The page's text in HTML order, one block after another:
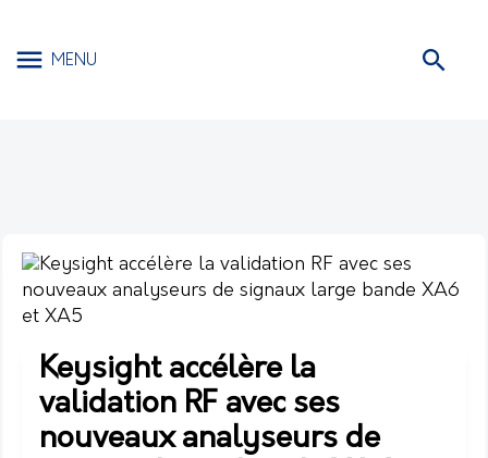
MENU
Keysight accélère la
validation RF avec ses
nouveaux analyseurs de